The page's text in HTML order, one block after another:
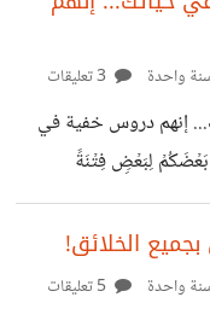
إلى [وامضوا حيثُ
مشكاة ظُلمة الحياة،
لهم دينَهُمُ] مبصرًا
غارسًا
واحدة
إنهم دروس خفية في
بَعۡضَكُمۡ لِبَعۡضࣲ فِتۡنَةً
أَتَصۡبِرُونَۗ وَكَانَ رَبُّكَ بَصِیرࣰا }[سُورَةُ الفُرۡقَانِ: ٢٠] ليست كل الفتن
الفتن "أشخاص"،
أو يختبرون
الخلائق!
واحدة